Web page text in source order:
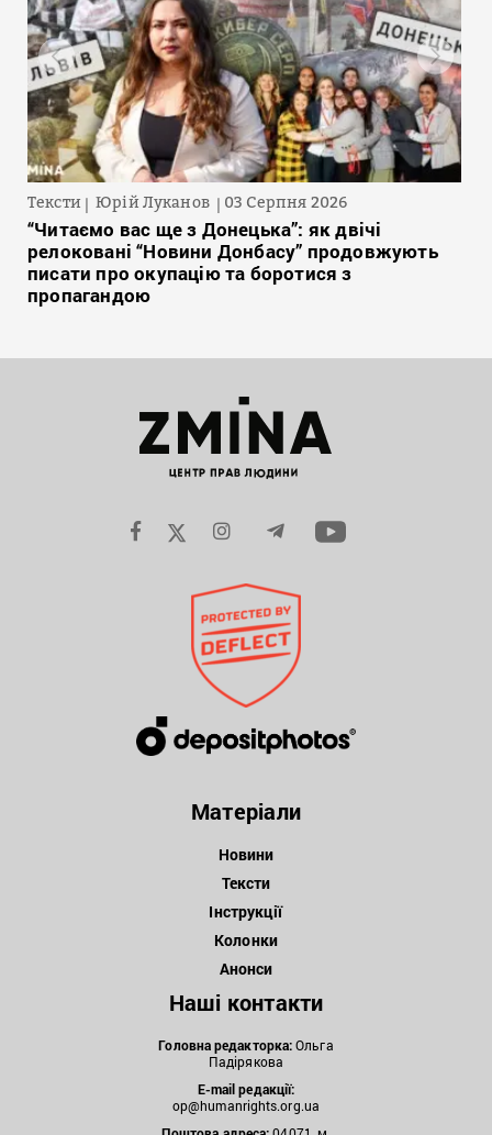
Тексти Юрій Луканов 03 Серпня 2026
“Читаємо вас ще з Донецька”: як двічі
релоковані “Новини Донбасу” продовжують
писати про окупацію та боротися з
пропагандою
Матеріали
Новини
Тексти
Інструкції
Колонки
Анонси
Наші контакти
Головна редакторка:Ольга
Падірякова
E-mail редакції:
op@humanrights.org.ua